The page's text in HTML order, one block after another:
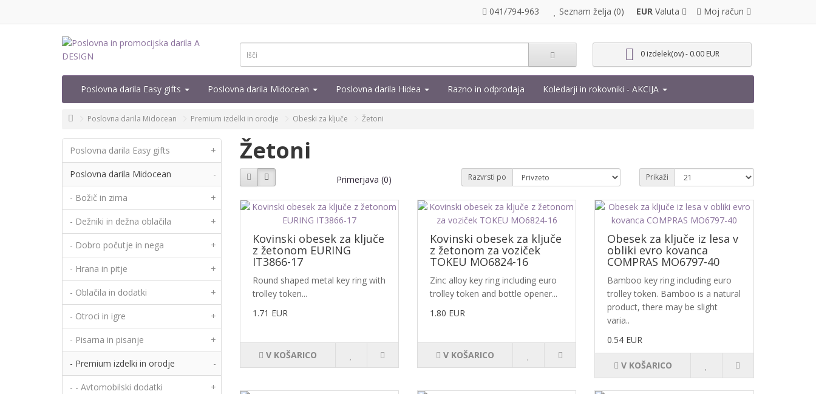
041/794-963 Seznam želja (0) EUR Valuta Moj račun
0 izdelek(ov) - 0.00 EUR
Poslovna darila Easy gifts Poslovna darila Midocean Poslovna darila Hidea Razno in odprodaja Koledarji in rokovniki - AKCIJA
Poslovna darila Midocean Premium izdelki in orodje Obeski za ključe Žetoni
Poslovna darila Easy gifts +
Poslovna darila Midocean -
- Božič in zima +
- Dežniki in dežna oblačila +
- Dobro počutje in nega +
- Hrana in pitje +
- Oblačila in dodatki +
- Otroci in igre +
- Pisarna in pisanje +
- Premium izdelki in orodje -
- - Avtomobilski dodatki +
Žetoni
Primerjava (0) Razvrsti po Prikaži
Kovinski obesek za ključe
z žetonom EURING
IT3866-17
Round shaped metal key ring with
trolley token...
1.71 EUR
V KOŠARICO
Kovinski obesek za ključe
z žetonom za voziček
TOKEU MO6824-16
Zinc alloy key ring including euro
trolley token and bottle opener...
1.80 EUR
V KOŠARICO
Obesek za ključe iz lesa v
obliki evro kovanca
COMPRAS MO6797-40
Bamboo key ring including euro
trolley token. Bamboo is a natural
product, there may be slight
varia..
0.54 EUR
V KOŠARICO